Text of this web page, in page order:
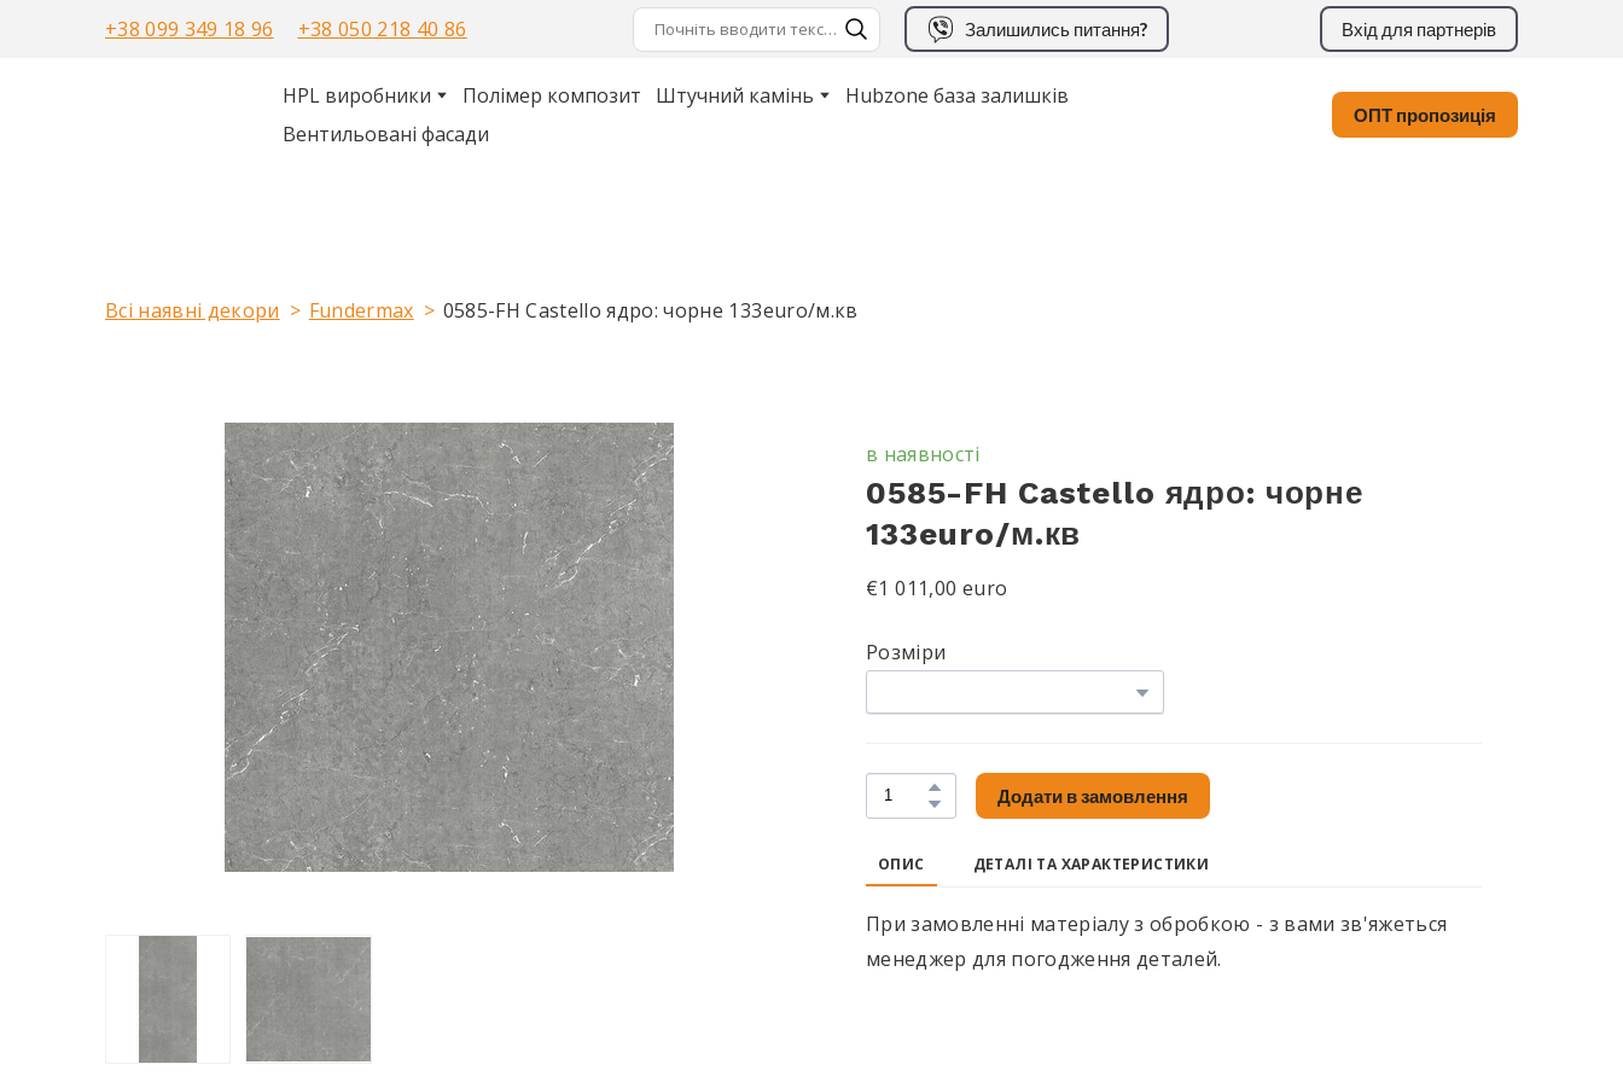
+38 099 349 18 96 +38 050 218 40 86 Залишились питання? Вхід для партнерів
HPL виробники Полімер композит Штучний камінь
Hubzone база залишків
Вентильовані фасади
ОПТ пропозиція
Всі наявні декори Fundermax 0585-FH Castello ядро: чорне 133euro/м.кв
в наявності
0585-FH Castello ядро: чорне
133euro/м.кв
€1 011,00 euro
Розміри
Додати в замовлення
ОПИС ДЕТАЛІ ТА ХАРАКТЕРИСТИКИ
При замовленні матеріалу з обробкою - з вами зв'яжеться
менеджер для погодження деталей.